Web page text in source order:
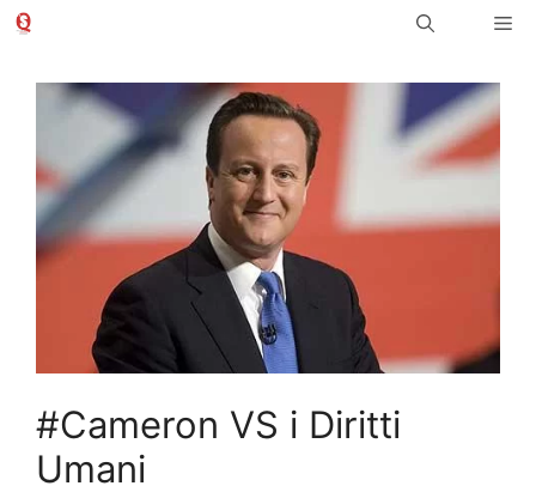
Vai
#Cameron VS i Diritti
Umani